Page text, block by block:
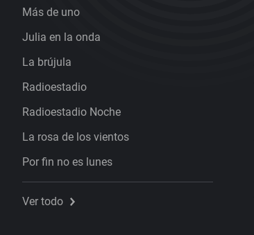
Más de uno
Julia en la onda
La brújula
Radioestadio
Radioestadio Noche
La rosa de los vientos
Por fin no es lunes
Ver todo